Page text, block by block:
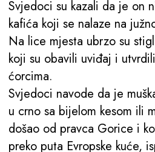
Svjedoci su kazali da je on
kafića koji se nalaze na
Na lice mjesta ubrzo su
koji su obavili uviđaj i
ćorcima.
Svjedoci navode da je
u crno sa bijelom kesom ili
došao od pravca Gorice i
preko puta Evropske kuće,